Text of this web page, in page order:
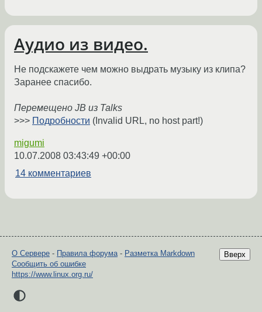
Аудио из видео.
Не подскажете чем можно выдрать музыку из клипа?
Заранее спасибо.
Перемещено JB из Talks
>>> Подробности (Invalid URL, no host part!)
migumi
10.07.2008 03:43:49 +00:00
14 комментариев
Вверх
О Сервере - Правила форума- Разметка Markdown
Сообщить об ошибке
https://www.linux.org.ru/